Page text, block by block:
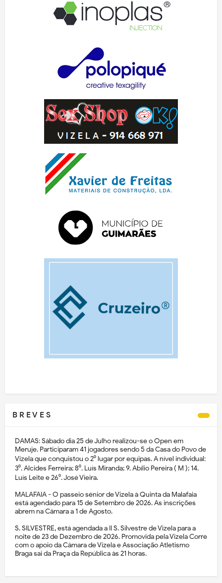
B R E V E S
DAMAS: Sábado dia 25 de Julho realizou-se o Open em
Meruje. Participaram 41 jogadores sendo 5 da Casa do Povo de
Vizela que conquistou o 2⁰ lugar por equipas. A nível individual:
3⁰. Alcides Ferreira; 8⁰. Luís Miranda; 9. Abílio Pereira ( M ); 14.
Luís Leite e 26⁰. José Vieira.
MALAFAIA - O passeio sénior de Vizela à Quinta da Malafaia
está agendado para 15 de Setembro de 2026. As inscrições
abrem na Câmara a 1 de Agosto.
S. SILVESTRE, está agendada a II S. Silvestre de Vizela para a
noite de 23 de Dezembro de 2026. Promovida pela Vizela Corre
com o apoio da Câmara de Vizela e Associação Atletismo
Braga sai da Praça da República às 21 horas.